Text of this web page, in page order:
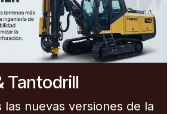
Tantodrill
las nuevas versiones de la